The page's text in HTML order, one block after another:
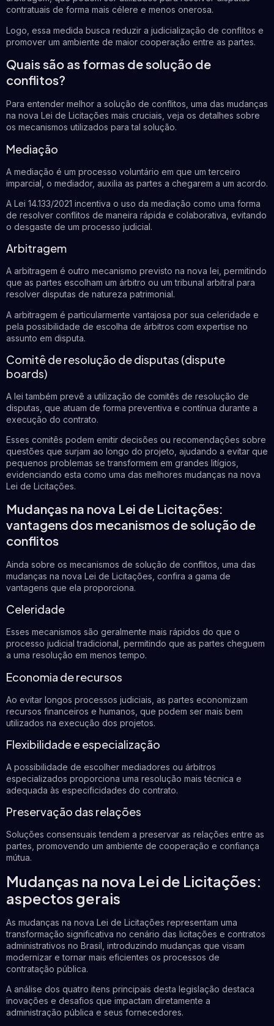
contratuais de forma mais célere e menos onerosa.
Logo, essa medida busca reduzir a judicialização de conflitos e
promover um ambiente de maior cooperação entre as partes.
Quais são as formas de solução de
conflitos?
Para entender melhor a solução de conflitos, uma das mudanças
na nova Lei de Licitações mais cruciais, veja os detalhes sobre
os mecanismos utilizados para tal solução.
Mediação
A mediação é um processo voluntário em que um terceiro
imparcial, o mediador, auxilia as partes a chegarem a um acordo.
A Lei 14.133/2021 incentiva o uso da mediação como uma forma
de resolver conflitos de maneira rápida e colaborativa, evitando
o desgaste de um processo judicial.
Arbitragem
A arbitragem é outro mecanismo previsto na nova lei, permitindo
que as partes escolham um árbitro ou um tribunal arbitral para
resolver disputas de natureza patrimonial.
A arbitragem é particularmente vantajosa por sua celeridade e
pela possibilidade de escolha de árbitros com expertise no
assunto em disputa.
Comitê de resolução de disputas (dispute
boards)
A lei também prevê a utilização de comitês de resolução de
disputas, que atuam de forma preventiva e contínua durante a
execução do contrato.
Esses comitês podem emitir decisões ou recomendações sobre
questões que surjam ao longo do projeto, ajudando a evitar que
pequenos problemas se transformem em grandes litígios,
evidenciando esta como uma das melhores mudanças na nova
Lei de Licitações.
Mudanças na nova Lei de Licitações:
vantagens dos mecanismos de solução de
conflitos
Ainda sobre os mecanismos de solução de conflitos, uma das
mudanças na nova Lei de Licitações, confira a gama de
vantagens que ela proporciona.
Celeridade
Esses mecanismos são geralmente mais rápidos do que o
processo judicial tradicional, permitindo que as partes cheguem
a uma resolução em menos tempo.
Economia de recursos
Ao evitar longos processos judiciais, as partes economizam
recursos financeiros e humanos, que podem ser mais bem
utilizados na execução dos projetos.
Flexibilidade e especialização
A possibilidade de escolher mediadores ou árbitros
especializados proporciona uma resolução mais técnica e
adequada às especificidades do contrato.
Preservação das relações
Soluções consensuais tendem a preservar as relações entre as
partes, promovendo um ambiente de cooperação e confiança
mútua.
Mudanças na nova Lei de Licitações:
aspectos gerais
As mudanças na nova Lei de Licitações representam uma
transformação significativa no cenário das licitações e contratos
administrativos no Brasil, introduzindo mudanças que visam
modernizar e tornar mais eficientes os processos de
contratação pública.
A análise dos quatro itens principais desta legislação destaca
inovações e desafios que impactam diretamente a
administração pública e seus fornecedores.